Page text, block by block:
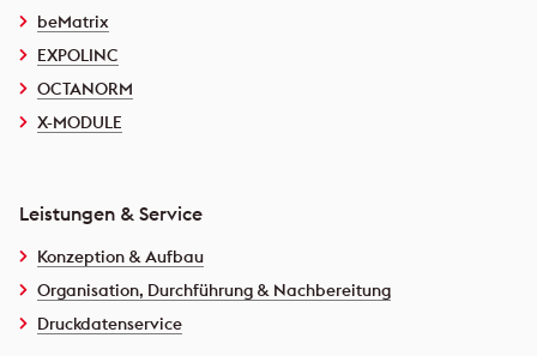
beMatrix
EXPOLINC
OCTANORM
X-MODULE
Leistungen & Service
Konzeption & Aufbau
Organisation, Durchführung & Nachbereitung
Druckdatenservice